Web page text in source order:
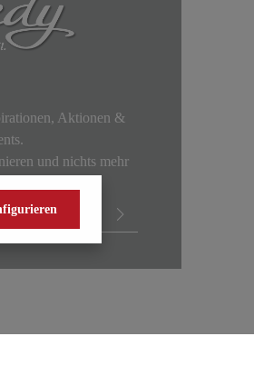
Aktionen &
und nichts mehr